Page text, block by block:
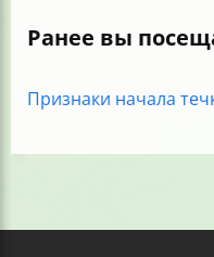
Ранее вы
Признаки начала